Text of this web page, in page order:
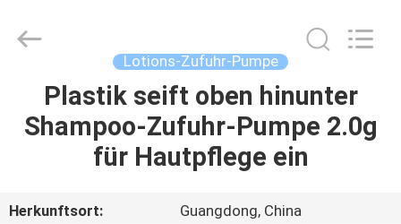
HAUSE
PRODUCTS
MANUFACTORY
Lotions-Zufuhr-Pumpe
Plastik seift oben hinunter
Shampoo-Zufuhr-Pumpe 2.0g
für Hautpflege ein
Herkunftsort:
Guangdong, China